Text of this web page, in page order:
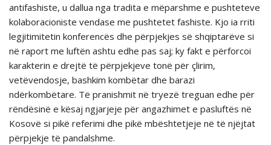
antifashiste, u dallua nga tradita e mëparshme e pushteteve
kolaboracioniste vendase me pushtetet fashiste. Kjo ia rriti
legjitimitetin konferencës dhe përpjekjes së shqiptarëve si
në raport me luftën ashtu edhe pas saj; ky fakt e përforcoi
karakterin e drejtë të përpjekjeve tonë për çlirim,
vetëvendosje, bashkim kombëtar dhe barazi
ndërkombëtare. Të pranishmit në tryezë treguan edhe për
rëndësinë e kësaj ngjarjeje për angazhimet e pasluftës në
Kosovë si pikë referimi dhe pikë mbështetjeje në të njëjtat
përpjekje të pandalshme.